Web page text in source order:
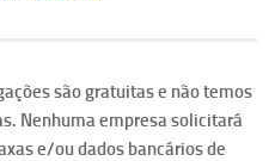
são gratuitas e não temos
Nenhuma empresa solicitará
e/ou dados bancários de